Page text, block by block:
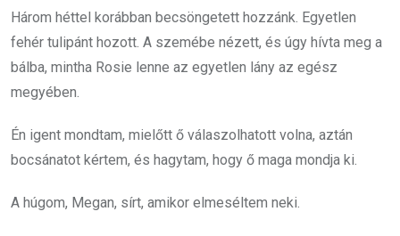
Három héttel korábban becsöngetett hozzánk. Egyetlen
fehér tulipánt hozott. A szemébe nézett, és úgy hívta meg a
bálba, mintha Rosie lenne az egyetlen lány az egész
megyében.
Én igent mondtam, mielőtt ő válaszolhatott volna, aztán
bocsánatot kértem, és hagytam, hogy ő maga mondja ki.
A húgom, Megan, sírt, amikor elmeséltem neki.